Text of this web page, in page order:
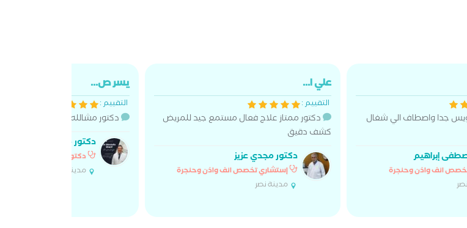
جدا واصطاف الي شغال
إبراهيم
انف واذن وحنجرة
علي ا...
التقييم :
دكتور ممتاز علاج فعال مستمع جيد للمريض
كشف دقيق
دكتور مجدي عزيز
إستشاري تخصص انف واذن وحنجرة
مدينة نصر
يسر ص...
التقييم :
دكتور مشالله متمكن والعيادة
دكتور مصطفي شريف
دكتور تخصص انف واذن
مدينة نصر